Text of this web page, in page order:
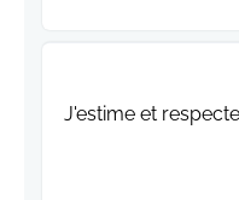
J'estime et